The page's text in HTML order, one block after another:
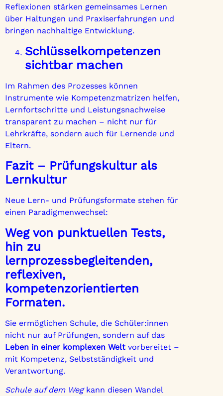
Reflexionen stärken gemeinsames Lernen
über Haltungen und Praxiserfahrungen und
bringen nachhaltige Entwicklung.
Schlüsselkompetenzen
sichtbar machen
Im Rahmen des Prozesses können
Instrumente wie Kompetenzmatrizen helfen,
Lernfortschritte und Leistungsnachweise
transparent zu machen – nicht nur für
Lehrkräfte, sondern auch für Lernende und
Eltern.
Fazit – Prüfungskultur als
Lernkultur
Neue Lern- und Prüfungsformate stehen für
einen Paradigmenwechsel:
Weg von punktuellen Tests,
hin zu
lernprozessbegleitenden,
reflexiven,
kompetenzorientierten
Formaten.
Sie ermöglichen Schule, die Schüler:innen
nicht nur auf Prüfungen, sondern auf das
Leben in einer komplexen Welt vorbereitet –
mit Kompetenz, Selbstständigkeit und
Verantwortung.
Schule auf dem Wegkann diesen Wandel